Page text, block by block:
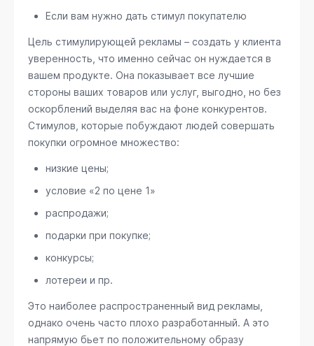
Если вам нужно дать стимул покупателю
Цель стимулирующей рекламы – создать у клиента
уверенность, что именно сейчас он нуждается в
вашем продукте. Она показывает все лучшие
стороны ваших товаров или услуг, выгодно, но без
оскорблений выделяя вас на фоне конкурентов.
Стимулов, которые побуждают людей совершать
покупки огромное множество:
низкие цены;
условие «2 по цене 1»
распродажи;
подарки при покупке;
конкурсы;
лотереи и пр.
Это наиболее распространенный вид рекламы,
однако очень часто плохо разработанный. А это
напрямую бьет по положительному образу